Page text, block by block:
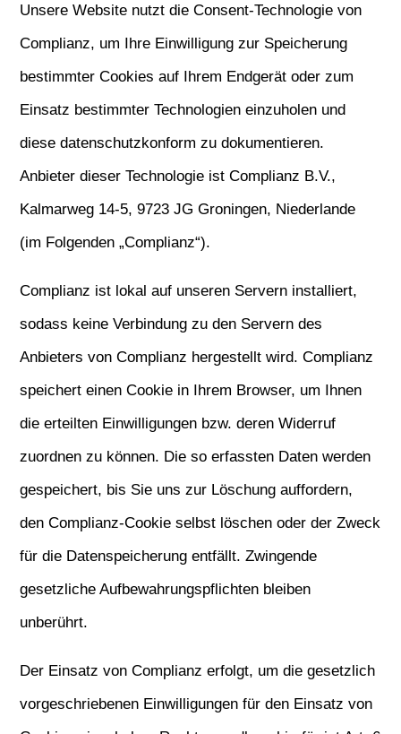
Unsere Website nutzt die Consent-Technologie von
Complianz, um Ihre Einwilligung zur Speicherung
bestimmter Cookies auf Ihrem Endgerät oder zum
Einsatz bestimmter Technologien einzuholen und
diese datenschutzkonform zu dokumentieren.
Anbieter dieser Technologie ist Complianz B.V.,
Kalmarweg 14-5, 9723 JG Groningen, Niederlande
(im Folgenden „Complianz“).
Complianz ist lokal auf unseren Servern installiert,
sodass keine Verbindung zu den Servern des
Anbieters von Complianz hergestellt wird. Complianz
speichert einen Cookie in Ihrem Browser, um Ihnen
die erteilten Einwilligungen bzw. deren Widerruf
zuordnen zu können. Die so erfassten Daten werden
gespeichert, bis Sie uns zur Löschung auffordern,
den Complianz-Cookie selbst löschen oder der Zweck
für die Datenspeicherung entfällt. Zwingende
gesetzliche Aufbewahrungspflichten bleiben
unberührt.
Der Einsatz von Complianz erfolgt, um die gesetzlich
vorgeschriebenen Einwilligungen für den Einsatz von